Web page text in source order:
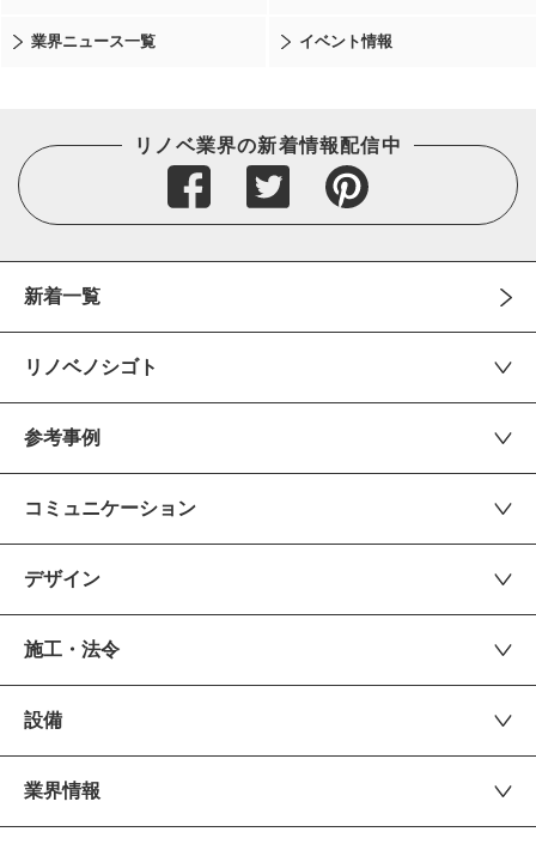
業界ニュース一覧 イベント情報
リノベ業界の新着情報配信中
新着一覧
リノベノシゴト
参考事例
コミュニケーション
デザイン
施工・法令
設備
業界情報